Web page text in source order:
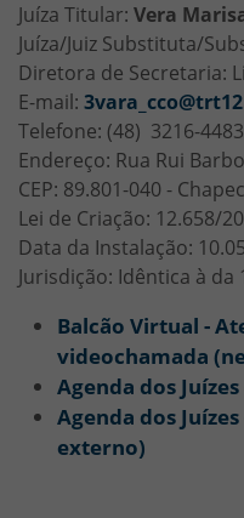
Juíza Titular: Vera
Juíza/Juiz Substituta/
Diretora de Secretaria:
E-mail:
Telefone: (48) 3216-4483
Endereço: Rua Rui
CEP: 89.801-040 -
Lei de Criação: 12.658/
Data da Instalação:
Jurisdição: Idêntica à da
Balcão Virtual -
videochamada
Agenda dos
Agenda dos
externo)